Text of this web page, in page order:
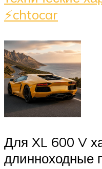
Для XL 600 V
длинноходные